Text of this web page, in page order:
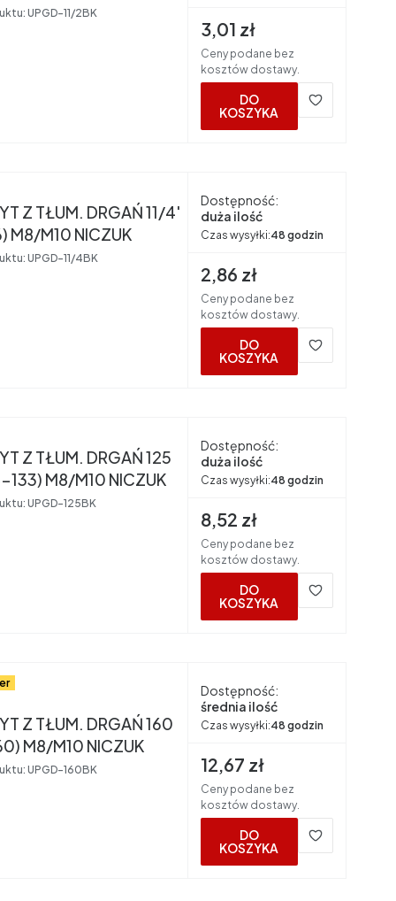
UPGD-11/2BK
Cena brutto
3,01 zł
Ceny podane bez
kosztów dostawy.
DO
KOSZYKA
Z TŁUM. DRGAŃ 11/4'
M8/M10 NICZUK
UPGD-11/4BK
Dostępność:
duża ilość
Czas wysyłki:48 godzin
Cena brutto
2,86 zł
Ceny podane bez
kosztów dostawy.
DO
KOSZYKA
Z TŁUM. DRGAŃ 125
133) M8/M10 NICZUK
UPGD-125BK
Dostępność:
duża ilość
Czas wysyłki:48 godzin
Cena brutto
8,52 zł
Ceny podane bez
kosztów dostawy.
DO
KOSZYKA
Z TŁUM. DRGAŃ 160
M8/M10 NICZUK
UPGD-160BK
Dostępność:
średnia ilość
Czas wysyłki:48 godzin
Cena brutto
12,67 zł
Ceny podane bez
kosztów dostawy.
DO
KOSZYKA